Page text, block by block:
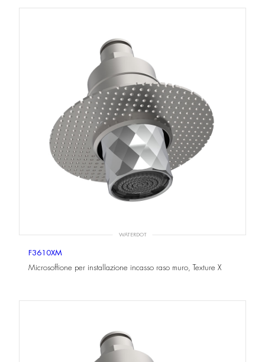
WATERDOT
F3610XM
Microsoffione per installazione incasso raso muro, Texture X